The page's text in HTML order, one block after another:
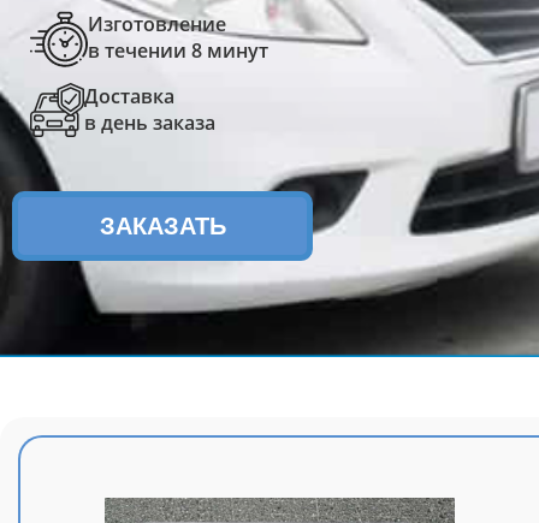
Изготовление
в течении 8 минут
Доставка
в день заказа
ЗАКАЗАТЬ